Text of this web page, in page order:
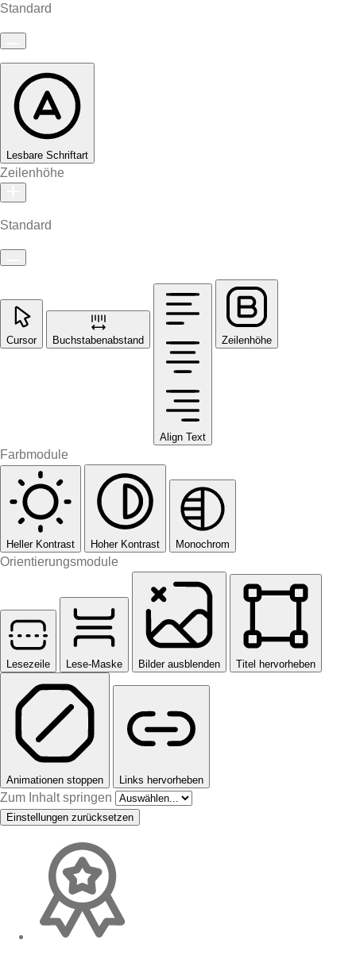
Standard
Lesbare Schriftart
Zeilenhöhe
Standard
Cursor Buchstabenabstand
Align Text
Zeilenhöhe
Farbmodule
Heller Kontrast Hoher Kontrast Monochrom
Orientierungsmodule
Lesezeile Lese-Maske Bilder ausblenden Titel hervorheben
Animationen stoppen Links hervorheben
Zum Inhalt springen
Einstellungen zurücksetzen